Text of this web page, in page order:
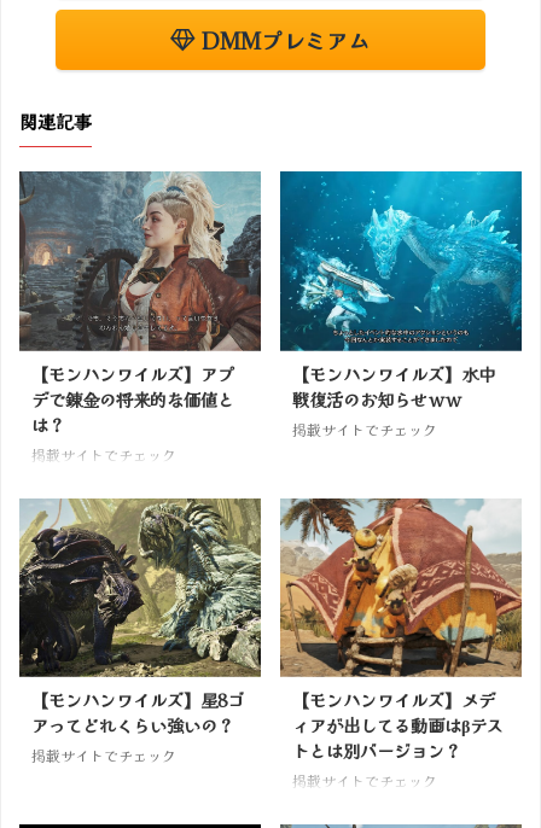
DMMプレミアム
関連記事
【モンハンワイルズ】アプ
デで錬金の将来的な価値と
は？
掲載サイトでチェック
【モンハンワイルズ】水中
戦復活のお知らせｗｗ
掲載サイトでチェック
【モンハンワイルズ】星8ゴ
アってどれくらい強いの？
掲載サイトでチェック
【モンハンワイルズ】メデ
ィアが出してる動画はβテス
トとは別バージョン？
掲載サイトでチェック